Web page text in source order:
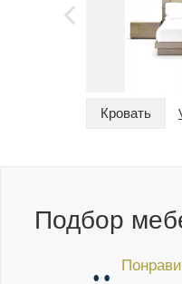
Кровать
Подбор